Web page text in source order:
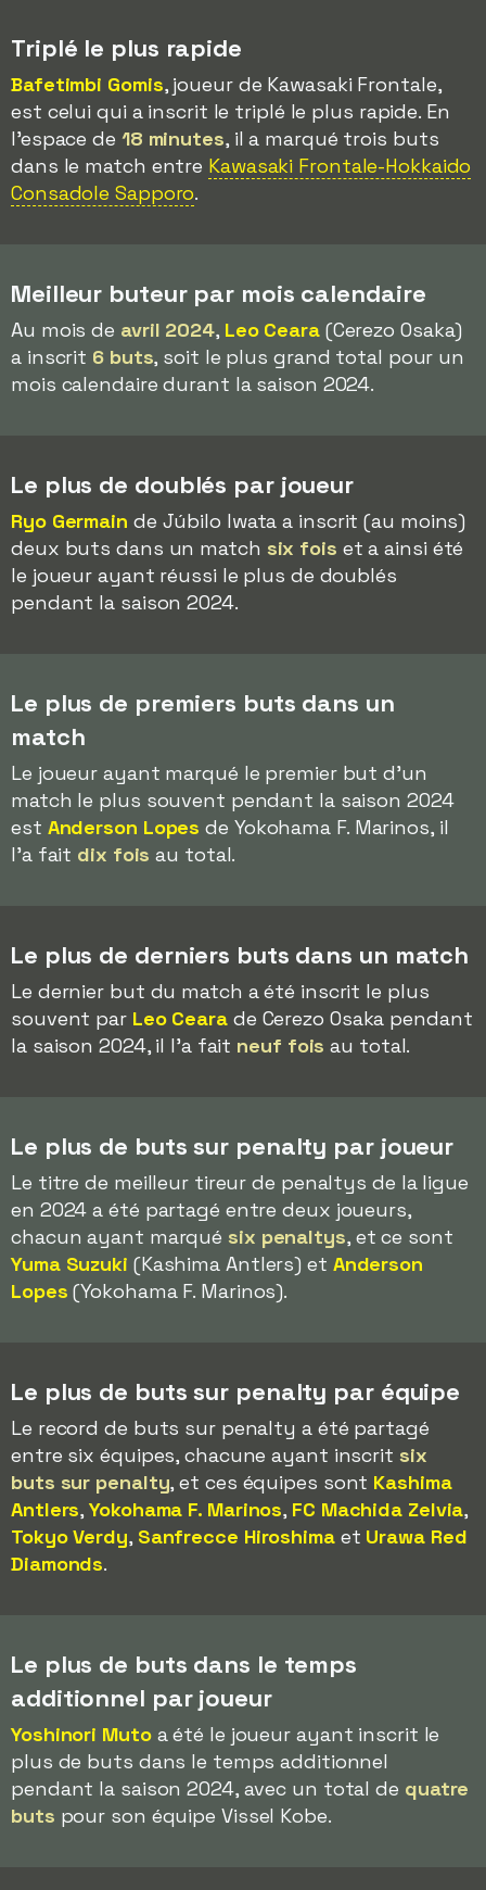
Triplé le plus rapide
Bafetimbi Gomis, joueur de Kawasaki Frontale,
est celui qui a inscrit le triplé le plus rapide. En
l'espace de 18 minutes, il a marqué trois buts
dans le match entre Kawasaki Frontale-Hokkaido
Consadole Sapporo.
Meilleur buteur par mois calendaire
Au mois de avril 2024, Leo Ceara(Cerezo Osaka)
a inscrit 6 buts, soit le plus grand total pour un
mois calendaire durant la saison 2024.
Le plus de doublés par joueur
Ryo Germain de Júbilo Iwata a inscrit (au moins)
deux buts dans un match six fois et a ainsi été
le joueur ayant réussi le plus de doublés
pendant la saison 2024.
Le plus de premiers buts dans un
match
Le joueur ayant marqué le premier but d'un
match le plus souvent pendant la saison 2024
est Anderson Lopes de Yokohama F. Marinos, il
l'a fait dix fois au total.
Le plus de derniers buts dans un match
Le dernier but du match a été inscrit le plus
souvent par Leo Cearade Cerezo Osaka pendant
la saison 2024, il l'a fait neuf fois au total.
Le plus de buts sur penalty par joueur
Le titre de meilleur tireur de penaltys de la ligue
en 2024 a été partagé entre deux joueurs,
chacun ayant marqué six penaltys, et ce sont
Yuma Suzuki (Kashima Antlers) et Anderson
Lopes (Yokohama F. Marinos).
Le plus de buts sur penalty par équipe
Le record de buts sur penalty a été partagé
entre six équipes, chacune ayant inscrit six
buts sur penalty, et ces équipes sont Kashima
Antlers,Yokohama F. Marinos, FC Machida Zelvia,
Tokyo Verdy, Sanfrecce Hiroshimaet Urawa Red
Diamonds.
Le plus de buts dans le temps
additionnel par joueur
Yoshinori Mutoa été le joueur ayant inscrit le
plus de buts dans le temps additionnel
pendant la saison 2024, avec un total de quatre
buts pour son équipe Vissel Kobe.